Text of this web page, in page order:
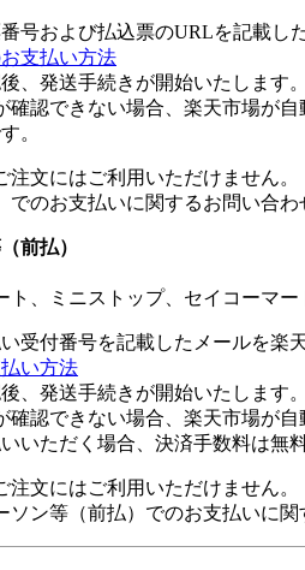
号および払込票のURLを記載し
支払い方法
、発送手続きが開始いたします
確認できない場合、楽天市場が自
。
文にはご利用いただけません。
のお支払いに関するお問い合わ
前払）
ト、ミニストップ、セイコーマー
受付番号を記載したメールを楽
い方法
、発送手続きが開始いたします
確認できない場合、楽天市場が自
いただく場合、決済手数料は無料
文にはご利用いただけません。
ン等（前払）でのお支払いに関